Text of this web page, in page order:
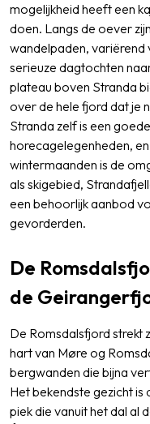
mogelijkheid heeft een
doen. Langs de oever
wandelpaden,
serieuze dagtochten
plateau boven Stranda
over de hele fjord dat je
Stranda zelf is een
horecagelegenheden,
wintermaanden is de
als skigebied,
een behoorlijk aanbod
gevorderden.
De
de
De Romsdalsfjord strekt
hart van Møre og
bergwanden die bijna
Het bekendste gezicht
piek die vanuit het dal al